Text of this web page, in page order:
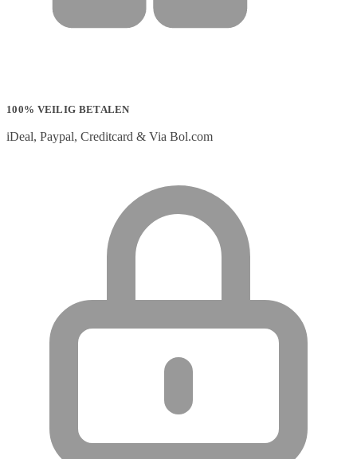
100% VEILIG BETALEN
iDeal, Paypal, Creditcard & Via Bol.com